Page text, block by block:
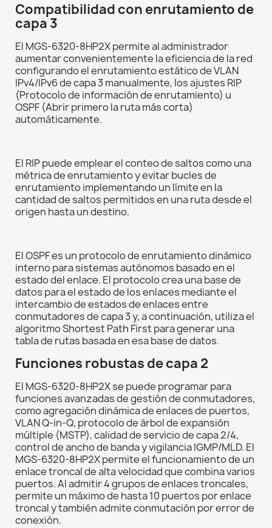
Compatibilidad con enrutamiento de
capa 3
El MGS-6320-8HP2X permite al administrador
aumentar convenientemente la eficiencia de la red
configurando el enrutamiento estático de VLAN
IPv4/IPv6 de capa 3 manualmente, los ajustes RIP
(Protocolo de información de enrutamiento) u
OSPF (Abrir primero la ruta más corta)
automáticamente.
El RIP puede emplear el conteo de saltos como una
métrica de enrutamiento y evitar bucles de
enrutamiento implementando un límite en la
cantidad de saltos permitidos en una ruta desde el
origen hasta un destino.
El OSPF es un protocolo de enrutamiento dinámico
interno para sistemas autónomos basado en el
estado del enlace. El protocolo crea una base de
datos para el estado de los enlaces mediante el
intercambio de estados de enlaces entre
conmutadores de capa 3 y, a continuación, utiliza el
algoritmo Shortest Path First para generar una
tabla de rutas basada en esa base de datos.
Funciones robustas de capa 2
El MGS-6320-8HP2X se puede programar para
funciones avanzadas de gestión de conmutadores,
como agregación dinámica de enlaces de puertos,
VLAN Q-in-Q, protocolo de árbol de expansión
múltiple (MSTP), calidad de servicio de capa 2/4,
control de ancho de banda y vigilancia IGMP/MLD. El
MGS-6320-8HP2X permite el funcionamiento de un
enlace troncal de alta velocidad que combina varios
puertos. Al admitir 4 grupos de enlaces troncales,
permite un máximo de hasta 10 puertos por enlace
troncal y también admite conmutación por error de
conexión.